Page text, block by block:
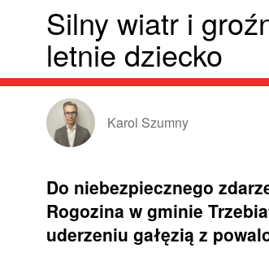
Silny wiatr i
letnie dziecko
Karol Szumny
Do niebezpiecznego
Rogozina w gminie
uderzeniu gałęzią z